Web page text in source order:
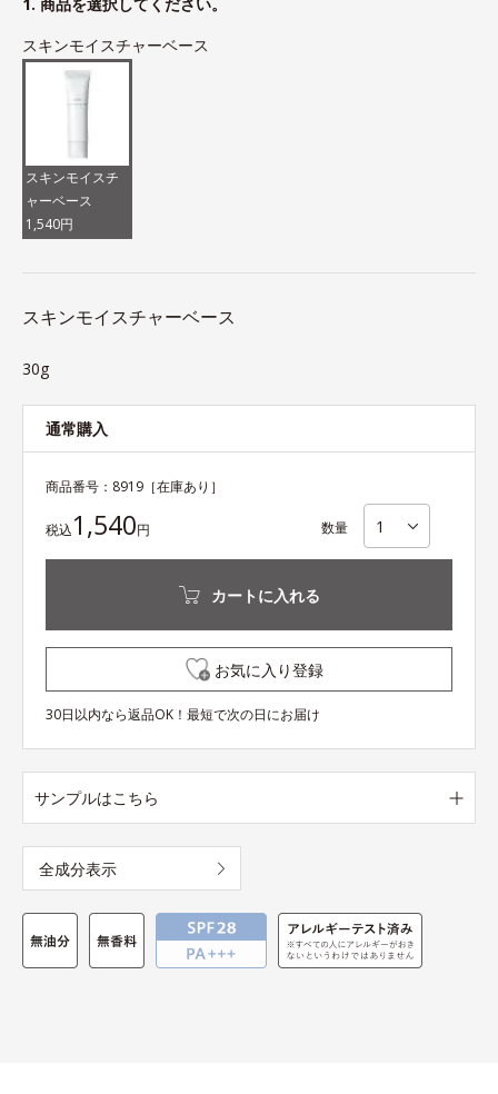
スキンモイスチャーベース
スキンモイスチ
ャーベース
1,540円
スキンモイスチャーベース
30g
通常購入
商品番号： 8919 ［在庫あり］
税込1,540円 数量
カートに入れる
お気に入り登録
30日以内なら返品OK！最短で次の日にお届け
サンプルはこちら
全成分表示